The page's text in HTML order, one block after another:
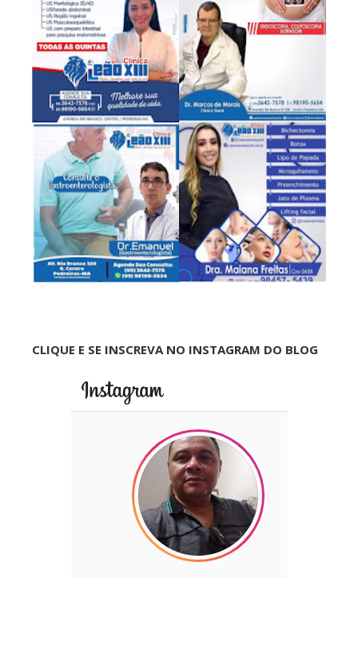
CLIQUE E SE INSCREVA NO INSTAGRAM DO BLOG